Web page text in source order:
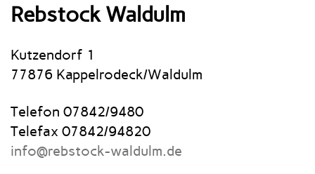
Rebstock Waldulm
Kutzendorf 1
77876 Kappelrodeck/Waldulm
Telefon 07842/9480
Telefax 07842/94820
info@rebstock-waldulm.de